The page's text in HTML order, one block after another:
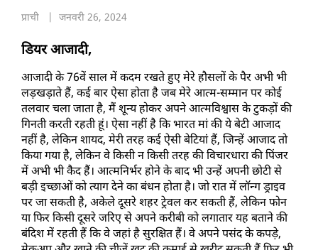
प्राची | जनवरी 26, 2024
डियर आजादी,
आजादी के 76वें साल में कदम रखते हुए मेरे हौसलों के पैर अभी भी
लड़खड़ाते हैं, कई बार ऐसा होता है जब मेरे आत्म-सम्मान पर कोई
तलवार चला जाता है, मैं शून्य होकर अपने आत्मविश्वास के टुकड़ों की
गिनती करती रहती हूं। ऐसा नहीं है कि भारत मां की ये बेटी आजाद
नहीं है, लेकिन शायद, मेरी तरह कई ऐसी बेटियां हैं, जिन्हें आजाद तो
किया गया है, लेकिन वे किसी न किसी तरह की विचारधारा की पिंजर
में अभी भी कैद हैं। आत्मनिर्भर होने के बाद भी उन्हें अपनी छोटी से
बड़ी इच्छाओं को त्याग देने का बंधन होता है। जो रात में लॉन्ग ड्राइव
पर जा सकती है, अकेले दूसरे शहर ट्रेवल कर सकती हैं, लेकिन फोन
या फिर किसी दूसरे जरिए से अपने करीबी को लगातार यह बताने की
बंदिश में रहती हैं कि वे जहां है सुरक्षित हैं। वे अपने पसंद के कपड़े,